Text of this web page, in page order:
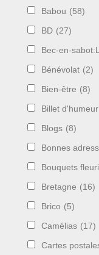
Babou (58)
BD (27)
Bec-en-
Bénévolat (2)
Bien-être (8)
Billet d'humeur
Blogs (8)
Bonnes
Bouquets
Bretagne (16)
Brico (5)
Camélias (17)
Cartes